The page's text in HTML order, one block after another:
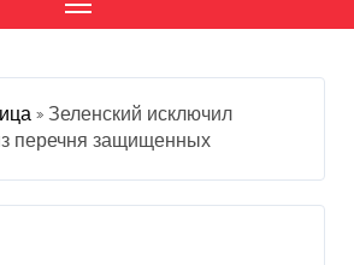
» Зеленский исключил
перечня защищенных